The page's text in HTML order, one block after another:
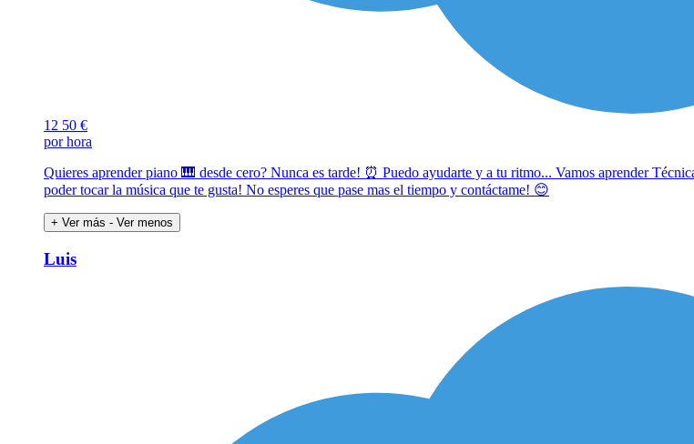
12 50 €
por hora
Quieres aprender piano 🎹 desde cero? Nunca es tarde! ⏰️ Puedo ayudarte y a tu ritmo... Vamos aprender
poder tocar la música que te gusta! No esperes que pase mas el tiempo y contáctame! 😊
+ Ver más - Ver menos
Luis